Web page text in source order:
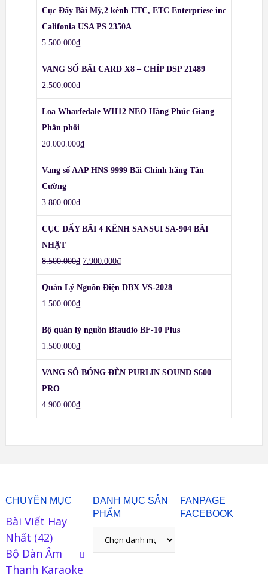
Cục Đẩy Bãi Mỹ,2 kênh ETC, ETC Enterpriese inc
Califonia USA PS 2350A
5.500.000₫
VANG SỐ BÃI CARD X8 – CHÍP DSP 21489
2.500.000₫
Loa Wharfedale WH12 NEO Hãng Phúc Giang
Phân phối
20.000.000₫
Vang số AAP HNS 9999 Bãi Chính hãng Tân
Cường
3.800.000₫
CỤC ĐẨY BÃI 4 KÊNH SANSUI SA-904 BÃI
NHẬT
8.500.000₫ 7.900.000₫
Quản Lý Nguồn Điện DBX VS-2028
1.500.000₫
Bộ quản lý nguồn Bfaudio BF-10 Plus
1.500.000₫
VANG SỐ BÓNG ĐÈN PURLIN SOUND S600
PRO
4.900.000₫
CHUYÊN MỤC
Bài Viết Hay
Nhất (42)
Bộ Dàn Âm
Thanh Karaoke
DANH MỤC SẢN
PHẨM
FANPAGE
FACEBOOK